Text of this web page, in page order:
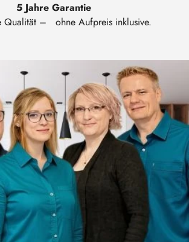
5 Jahre Garantie
Qualität – ohne Aufpreis inklusive.